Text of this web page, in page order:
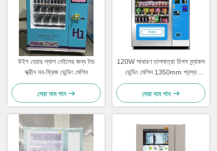
উইগ হেয়ার ল্যাশ নেইলের জন্য টাচ
স্ক্রীন নন-ফ্রিজ ভেন্ডিং মেশিন
সেরা দাম পান
120W সাধারণ তাপমাত্রা চিপস স্ন্যাকস
ভেন্ডিং মেশিন 1350mm প্রস্থ
1920mm উচ্চতা OEM
সেরা দাম পান